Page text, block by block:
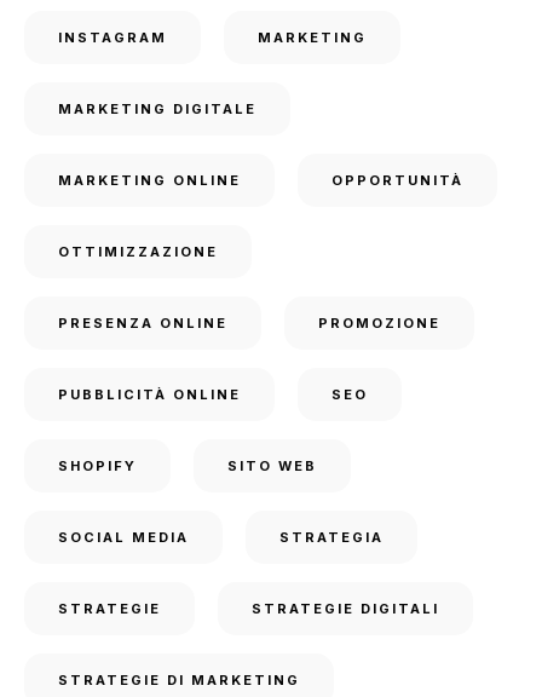
INSTAGRAM MARKETING
MARKETING DIGITALE
MARKETING ONLINE OPPORTUNITÀ
OTTIMIZZAZIONE
PRESENZA ONLINE PROMOZIONE
PUBBLICITÀ ONLINE SEO
SHOPIFY SITO WEB
SOCIAL MEDIA STRATEGIA
STRATEGIE STRATEGIE DIGITALI
STRATEGIE DI MARKETING